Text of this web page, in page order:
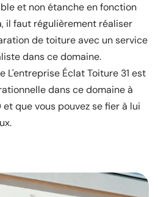
et non étanche en fonction
il faut régulièrement réaliser
de toiture avec un service
dans ce domaine.
L'entreprise Éclat Toiture 31 est
dans ce domaine à
que vous pouvez se fier à lui